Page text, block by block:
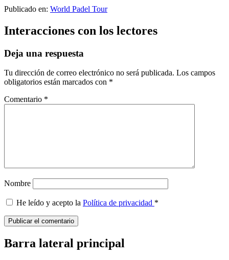
Publicado en: World Padel Tour
Interacciones con los lectores
Deja una respuesta
Tu dirección de correo electrónico no será publicada. Los campos
obligatorios están marcados con *
Comentario *
Nombre
He leído y acepto la Política de privacidad *
Barra lateral principal